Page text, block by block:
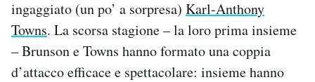
ingaggiato (un po’ a sorpresa) Karl-Anthony
Towns. La scorsa stagione – la loro prima insieme
– Brunson e Towns hanno formato una coppia
d’attacco efficace e spettacolare: insieme hanno